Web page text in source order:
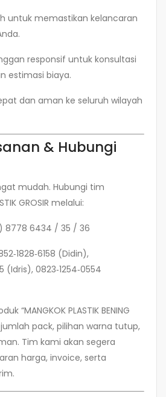
untuk memastikan kelancaran
responsif untuk konsultasi
estimasi biaya.
dan aman ke seluruh wilayah
& Hubungi
mudah. Hubungi tim
GROSIR melalui:
8778 6434 / 35 / 36
(Didin),
(Idris), 0823‑1254‑0554
“MANGKOK PLASTIK BENING
jumlah pack, pilihan warna tutup,
Tim kami akan segera
harga, invoice, serta